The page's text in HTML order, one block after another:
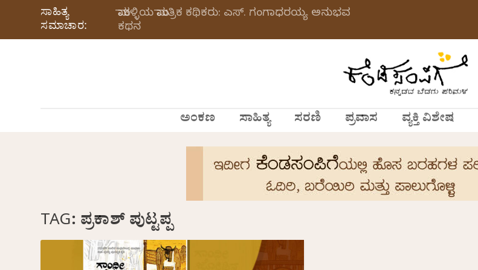
ಸಾಹಿತ್ಯ
ಸಮಾಚಾರ:
ಮಾಕಳ್ಳಿಯ ಮಾಂತ್ರಿಕ ಕಥಿಕರು: ಎಸ್. ಗಂಗಾಧರಯ್ಯ ಅನುಭವ
ಕಥನ
ಅಂಕಣ ಸಾಹಿತ್ಯ ಸರಣಿ ಪ್ರವಾಸ ವ್ಯಕ್ತಿ ವಿಶೇಷ
TAG: ಪ್ರಕಾಶ್‌ ಪುಟ್ಟಪ್ಪ